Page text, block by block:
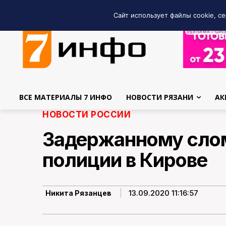
РЕКЛАМА •
ВСЕ МАТЕРИАЛЫ 7 ИНФО НОВОСТИ РЯЗАНИ
НОВОСТИ РОССИИ
Задержанному
полиции в Кирове
Никита Рязанцев 13.09.2020 11:16:57
Сайт использует файлы cookie,